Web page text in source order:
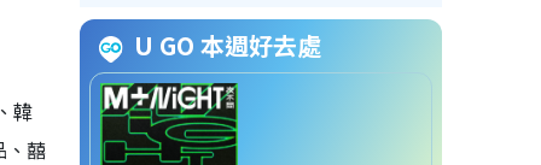
韓
、囍
U GO 本週好去處